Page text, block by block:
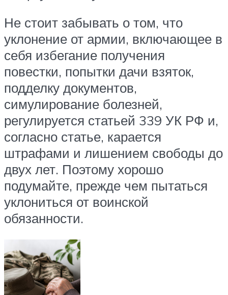
Не стоит забывать о том, что
уклонение от армии, включающее в
себя избегание получения
повестки, попытки дачи взяток,
подделку документов,
симулирование болезней,
регулируется статьей 339 УК РФ и,
согласно статье, карается
штрафами и лишением свободы до
двух лет. Поэтому хорошо
подумайте, прежде чем пытаться
уклониться от воинской
обязанности.